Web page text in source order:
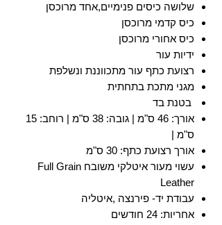
שלושה כיסים פנימיים,אחד מרוכסן
כיס קדמי מרוכסן
כיס אחורי מרוכסן
ידיות עור
רצועת כתף עור מתכווננת ונשלפת
מגני מתכת בתחתית
בטנת בד
אורך: 46 ס"מ | גובה: 38 ס"מ | רוחב: 15
ס"מ |
אורך רצועת כתף: 30 ס"מ
עשוי מעור איטלקי משובח Full Grain
Leather
עבודת יד- פירנצה ,איטליה
אחריות: 24 חודשים